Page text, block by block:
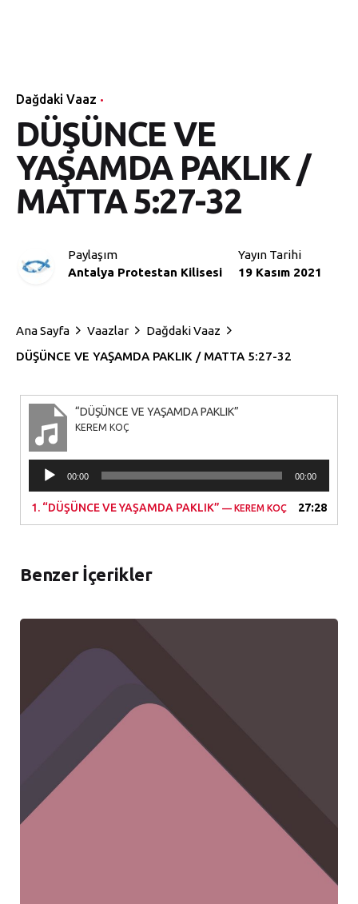
Dağdaki Vaaz
DÜŞÜNCE VE
YAŞAMDA PAKLIK /
MATTA 5:27-32
Paylaşım
Antalya Protestan Kilisesi
Yayın Tarihi
19 Kasım 2021
Ana Sayfa Vaazlar
Dağdaki Vaaz
DÜŞÜNCE VE YAŞAMDA PAKLIK / MATTA 5:27-32
“DÜŞÜNCE VE YAŞAMDA PAKLIK”
KEREM KOÇ
Ses
oynatıcı
00:00 00:00
1. “DÜŞÜNCE VE YAŞAMDA PAKLIK” — KEREM KOÇ 27:28
Benzer İçerikler